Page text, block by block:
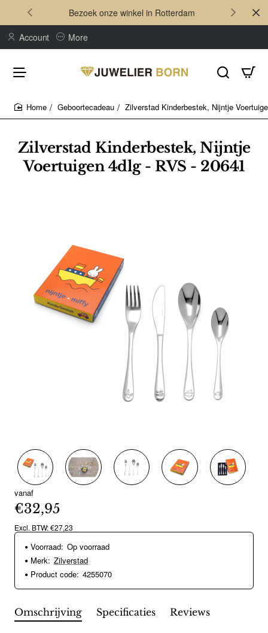
Bezoek onze winkel in Rotterdam
Account More
Zilverstad Kinderbestek, Nijntje
Voertuigen 4dlg - RVS - 20641
Geboortecadeau Zilverstad Kinderbestek, Nijntje
vanaf
€32,95
Excl. BTW: €27,23
Voorraad: Op voorraad
Merk: Zilverstad
Product code: 4255070
Omschrijving Specificaties Reviews